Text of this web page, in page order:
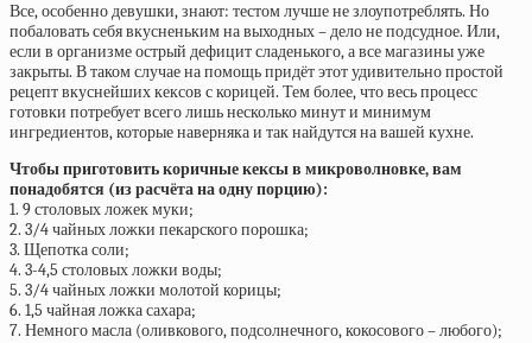
Все, особенно девушки, знают: тестом лучше не злоупотреблять. Но
побаловать себя вкусненьким на выходных – дело не подсудное. Или,
если в организме острый дефицит сладенького, а все магазины уже
закрыты. В таком случае на помощь придёт этот удивительно простой
рецепт вкуснейших кексов с корицей. Тем более, что весь процесс
готовки потребует всего лишь несколько минут и минимум
ингредиентов, которые наверняка и так найдутся на вашей кухне.
Чтобы приготовить коричные кексы в микроволновке, вам
понадобятся (из расчёта на одну порцию):
1. 9 столовых ложек муки;
2. 3/4 чайных ложки пекарского порошка;
3. Щепотка соли;
4. 3-4,5 столовых ложки воды;
5. 3/4 чайных ложки молотой корицы;
6. 1,5 чайная ложка сахара;
7. Немного масла (оливкового, подсолнечного, кокосового – любого);